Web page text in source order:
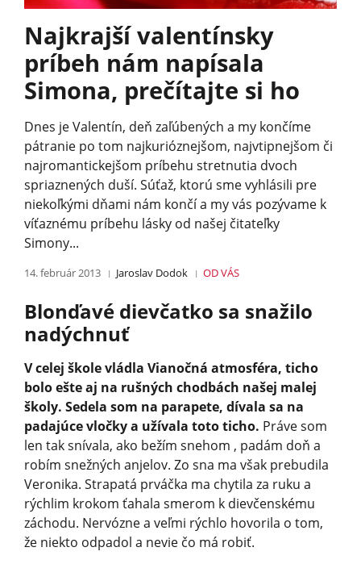
Najkrajší valentínsky
príbeh nám napísala
Simona, prečítajte si ho
Dnes je Valentín, deň zaľúbených a my končíme
pátranie po tom najkurióznejšom, najvtipnejšom či
najromantickejšom príbehu stretnutia dvoch
spriaznených duší. Súťaž, ktorú sme vyhlásili pre
niekoľkými dňami nám končí a my vás pozývame k
víťaznému príbehu lásky od našej čitateľky
Simony...
14. február 2013 Jaroslav Dodok OD VÁS
Blonďavé dievčatko sa snažilo
nadýchnuť
V celej škole vládla Vianočná atmosféra, ticho
bolo ešte aj na rušných chodbách našej malej
školy. Sedela som na parapete, dívala sa na
padajúce vločky a užívala toto ticho. Práve som
len tak snívala, ako bežím snehom , padám doň a
robím snežných anjelov. Zo sna ma však prebudila
Veronika. Strapatá prváčka ma chytila za ruku a
rýchlim krokom ťahala smerom k dievčenskému
záchodu. Nervózne a veľmi rýchlo hovorila o tom,
že niekto odpadol a nevie čo má robiť.